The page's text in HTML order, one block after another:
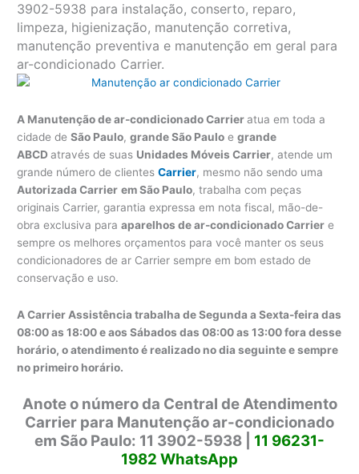
3902-5938 para instalação, conserto, reparo,
limpeza, higienização, manutenção corretiva,
manutenção preventiva e manutenção em geral para
ar-condicionado Carrier.
A Manutenção de ar-condicionado Carrieratua em toda a
cidade deSão Paulo,grande São Paulo egrande
ABCDatravés de suas Unidades Móveis Carrier, atende um
grande número de clientesCarrier, mesmo não sendo uma
Autorizada Carrier em São Paulo, trabalha com peças
originais Carrier, garantia expressa em nota fiscal, mão-de-
obra exclusiva paraaparelhos de ar-condicionado Carrier e
sempre os melhores orçamentos para você manter os seus
condicionadores de ar Carrier sempre em bom estado de
conservação e uso.
A Carrier Assistência trabalha de Segunda a Sexta-feira das
08:00 as 18:00 e aos Sábados das 08:00 as 13:00 fora desse
horário, o atendimento é realizado no dia seguinte e sempre
no primeiro horário.
Anote o número da Central de Atendimento
Carrier para Manutenção ar-condicionado
em São Paulo: 11 3902-5938 | 11 96231-
1982 WhatsApp